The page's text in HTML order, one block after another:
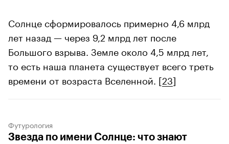
Солнце сформировалось примерно 4,6 млрд
лет назад — через 9,2 млрд лет после
Большого взрыва. Земле около 4,5 млрд лет,
то есть наша планета существует всего треть
времени от возраста Вселенной. [23]
Футурология
Звезда по имени Солнце: что знают